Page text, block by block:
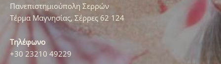
Πανεπιστημιούπολη Σερρών
Τέρμα Μαγνησίας, Σέρρες 62 124
Τηλέφωνο
+30 23210 49229